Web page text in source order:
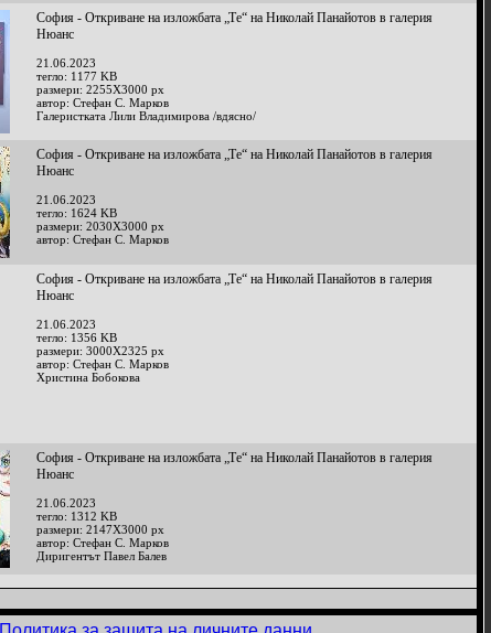
София - Откриване на изложбата „Те“ на Николай Панайотов в галерия
Нюанс
21.06.2023
тегло: 1177 KB
размери: 2255X3000 px
автор: Стефан С. Марков
Галеристката Лили Владимирова /вдясно/
София - Откриване на изложбата „Те“ на Николай Панайотов в галерия
Нюанс
21.06.2023
тегло: 1624 KB
размери: 2030X3000 px
автор: Стефан С. Марков
София - Откриване на изложбата „Те“ на Николай Панайотов в галерия
Нюанс
21.06.2023
тегло: 1356 KB
размери: 3000X2325 px
автор: Стефан С. Марков
Христина Бобокова
София - Откриване на изложбата „Те“ на Николай Панайотов в галерия
Нюанс
21.06.2023
тегло: 1312 KB
размери: 2147X3000 px
автор: Стефан С. Марков
Диригентът Павел Балев